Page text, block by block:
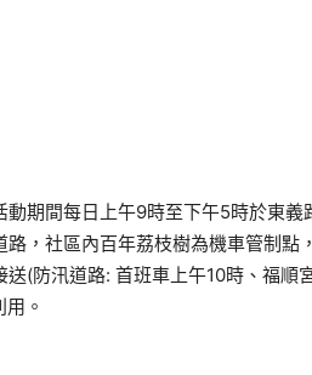
期間每日上午9時至下午5時於東義
，社區內百年荔枝樹為機車管制點
(防汛道路: 首班車上午10時、福順
。